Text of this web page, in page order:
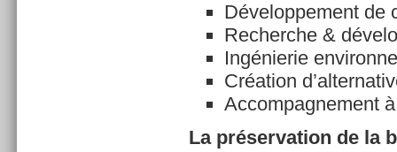
Développement de
Recherche &
Ingénierie
Création
Accompagnement
La préservation de la